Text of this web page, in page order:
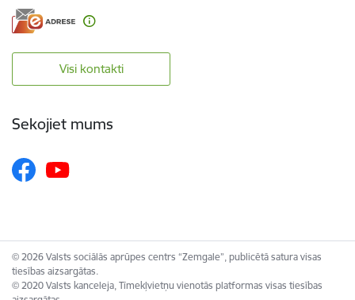
Visi kontakti
Sekojiet mums
© 2026 Valsts sociālās aprūpes centrs “Zemgale”, publicētā satura visas
tiesības aizsargātas.
© 2020 Valsts kanceleja, Tīmekļvietņu vienotās platformas visas tiesības